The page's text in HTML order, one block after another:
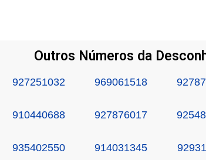
Outros Números da
927251032 969061518
910440688 927876017
935402550 914031345